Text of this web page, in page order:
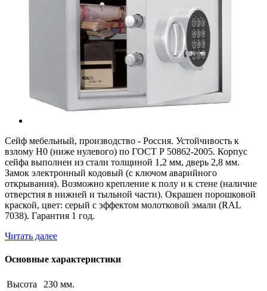
Сейф мебельный, производство - Россия. Устойчивость к
взлому Н0 (ниже нулевого) по ГОСТ Р 50862-2005. Корпус
сейфа выполнен из стали толщиной 1,2 мм, дверь 2,8 мм.
Замок электронный кодовый (с ключом аварийного
открывания). Возможно крепление к полу и к стене (наличие
отверстия в нижней и тыльной части). Окрашен порошковой
краской, цвет: серый с эффектом молотковой эмали (RAL
7038). Гарантия 1 год.
Читать далее
Основные характеристики
Высота
230 мм.